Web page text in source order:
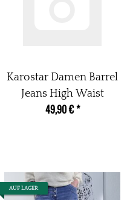
Karostar Damen Barrel
Jeans High Waist
49,90 €*
AUF LAGER